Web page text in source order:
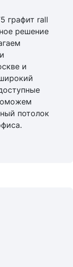
графит rall
решение
и
потолок